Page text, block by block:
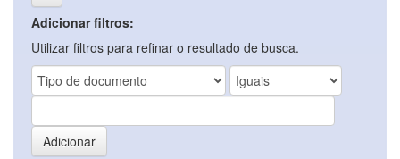
Adicionar filtros:
Utilizar filtros para refinar o resultado de busca.